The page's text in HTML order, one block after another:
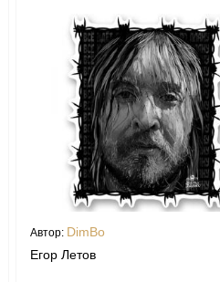
Автор: DimBo
Егор Летов